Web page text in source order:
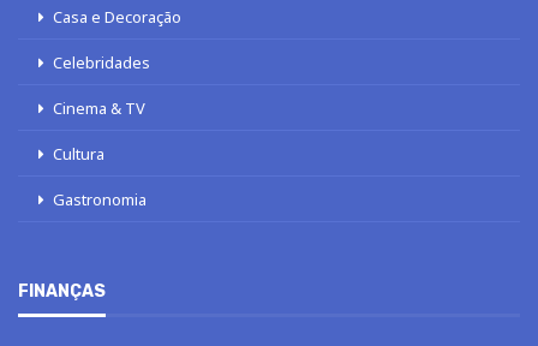
Casa e Decoração
Celebridades
Cinema & TV
Cultura
Gastronomia
FINANÇAS